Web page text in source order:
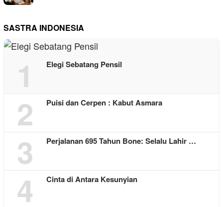
SASTRA INDONESIA
1 Elegi Sebatang Pensil
2 Puisi dan Cerpen : Kabut Asmara
3 Perjalanan 695 Tahun Bone: Selalu Lahir …
4 Cinta di Antara Kesunyian